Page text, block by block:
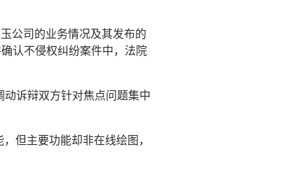
公司的业务情况及其发布的
认不侵权纠纷案件中，法院
诉辩双方针对焦点问题集中
但主要功能却非在线绘图，